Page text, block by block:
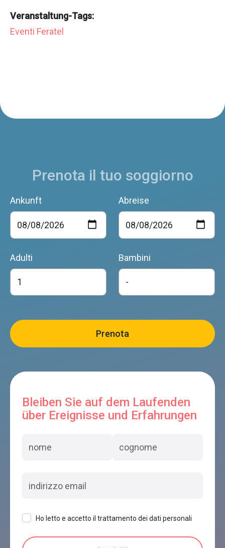
Veranstaltung-Tags:
Eventi Feratel
Prenota il tuo soggiorno
Ankunft Abreise
Adulti Bambini
Bleiben Sie auf dem Laufenden
über Ereignisse und Erfahrungen
Ho letto e accetto il trattamento dei dati personali